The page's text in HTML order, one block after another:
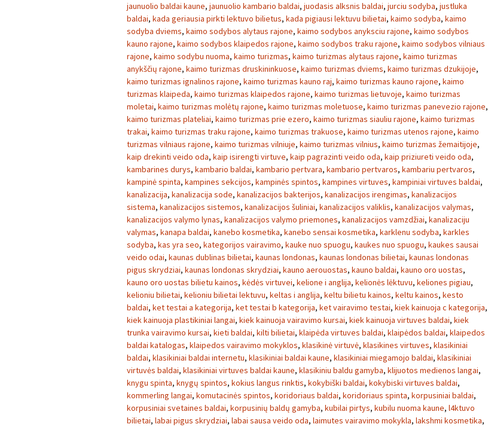
jaunuolio baldai kaune, jaunuolio kambario baldai, juodasis alksnis baldai, jurciu sodyba, justluka
baldai, kada geriausia pirkti lektuvo bilietus, kada pigiausi lektuvu bilietai, kaimo sodyba, kaimo
sodyba dviems, kaimo sodybos alytaus rajone, kaimo sodybos anyksciu rajone, kaimo sodybos
kauno rajone, kaimo sodybos klaipedos rajone, kaimo sodybos traku rajone, kaimo sodybos vilniaus
rajone, kaimo sodybu nuoma, kaimo turizmas, kaimo turizmas alytaus rajone, kaimo turizmas
anykščių rajone, kaimo turizmas druskininkuose, kaimo turizmas dviems, kaimo turizmas dzukijoje,
kaimo turizmas ignalinos rajone, kaimo turizmas kauno raj, kaimo turizmas kauno rajone, kaimo
turizmas klaipeda, kaimo turizmas klaipedos rajone, kaimo turizmas lietuvoje, kaimo turizmas
moletai, kaimo turizmas molėtų rajone, kaimo turizmas moletuose, kaimo turizmas panevezio rajone,
kaimo turizmas plateliai, kaimo turizmas prie ezero, kaimo turizmas siauliu rajone, kaimo turizmas
trakai, kaimo turizmas traku rajone, kaimo turizmas trakuose, kaimo turizmas utenos rajone, kaimo
turizmas vilniaus rajone, kaimo turizmas vilniuje, kaimo turizmas vilnius, kaimo turizmas žemaitijoje,
kaip drekinti veido oda, kaip isirengti virtuve, kaip pagrazinti veido oda, kaip priziureti veido oda,
kambarines durys, kambario baldai, kambario pertvara, kambario pertvaros, kambariu pertvaros,
kampinė spinta, kampines sekcijos, kampinės spintos, kampines virtuves, kampiniai virtuves baldai,
kanalizacija, kanalizacija sode, kanalizacijos bakterijos, kanalizacijos irengimas, kanalizacijos
sistema, kanalizacijos sistemos, kanalizacijos šuliniai, kanalizacijos valiklis, kanalizacijos valymas,
kanalizacijos valymo lynas, kanalizacijos valymo priemones, kanalizacijos vamzdžiai, kanalizaciju
valymas, kanapa baldai, kanebo kosmetika, kanebo sensai kosmetika, karklenu sodyba, karkles
sodyba, kas yra seo, kategorijos vairavimo, kauke nuo spuogu, kaukes nuo spuogu, kaukes sausai
veido odai, kaunas dublinas bilietai, kaunas londonas, kaunas londonas bilietai, kaunas londonas
pigus skrydziai, kaunas londonas skrydziai, kauno aerouostas, kauno baldai, kauno oro uostas,
kauno oro uostas bilietu kainos, kėdės virtuvei, kelione i anglija, kelionės lėktuvu, keliones pigiau,
kelioniu bilietai, kelioniu bilietai lektuvu, keltas i anglija, keltu bilietu kainos, keltu kainos, kesto
baldai, ket testai a kategorija, ket testai b kategorija, ket vairavimo testai, kiek kainuoja c kategorija,
kiek kainuoja plastikiniai langai, kiek kainuoja vairavimo kursai, kiek kainuoja virtuves baldai, kiek
trunka vairavimo kursai, kieti baldai, kilti bilietai, klaipėda virtuves baldai, klaipėdos baldai, klaipedos
baldai katalogas, klaipedos vairavimo mokyklos, klasikinė virtuvė, klasikines virtuves, klasikiniai
baldai, klasikiniai baldai internetu, klasikiniai baldai kaune, klasikiniai miegamojo baldai, klasikiniai
virtuvės baldai, klasikiniai virtuves baldai kaune, klasikiniu baldu gamyba, klijuotos medienos langai,
knygu spinta, knygų spintos, kokius langus rinktis, kokybiški baldai, kokybiski virtuves baldai,
kommerling langai, komutacinės spintos, koridoriaus baldai, koridoriaus spinta, korpusiniai baldai,
korpusiniai svetaines baldai, korpusinių baldų gamyba, kubilai pirtys, kubilu nuoma kaune, l4ktuvo
bilietai, labai pigus skrydziai, labai sausa veido oda, laimutes vairavimo mokykla, lakshmi kosmetika,